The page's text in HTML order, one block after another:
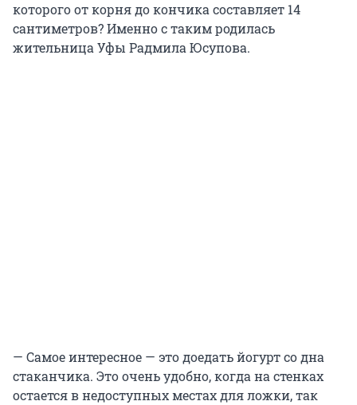
которого от корня до кончика составляет 14
сантиметров? Именно с таким родилась
жительница Уфы Радмила Юсупова.
— Самое интересное — это доедать йогурт со дна
стаканчика. Это очень удобно, когда на стенках
остается в недоступных местах для ложки, так